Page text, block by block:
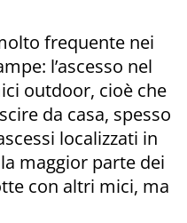
frequente nei
l’ascesso nel
outdoor, cioè che
da casa, spesso
localizzati in
maggior parte dei
con altri mici, ma